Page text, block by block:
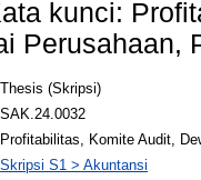
kunci:
Perusahaan,
Thesis (Skripsi)
SAK.24.0032
Profitabilitas, Komite Audit,
Skripsi S1 > Akuntansi